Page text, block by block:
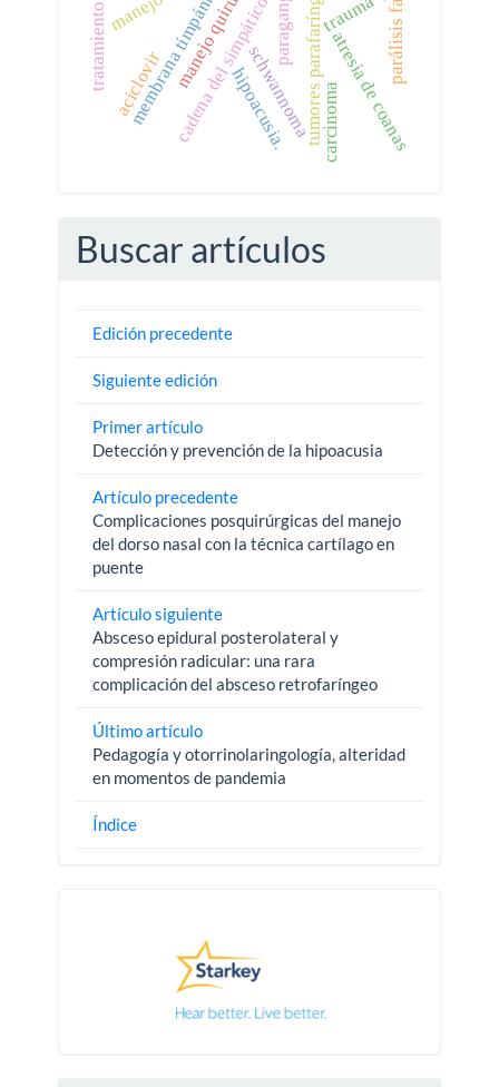
schwannomatumores parafaríngeos
cadena del simpático. atresia de coanas
membrana timpánica trauma
hipoacusia.
parálisis facial
aciclovir carcinoma
tratamiento.
Buscar artículos
Edición precedente
Siguiente edición
Primer artículo
Detección y prevención de la hipoacusia
Artículo precedente
Complicaciones posquirúrgicas del manejo
del dorso nasal con la técnica cartílago en
puente
Artículo siguiente
Absceso epidural posterolateral y
compresión radicular: una rara
complicación del absceso retrofaríngeo
Último artículo
Pedagogía y otorrinolaringología, alteridad
en momentos de pandemia
Índice